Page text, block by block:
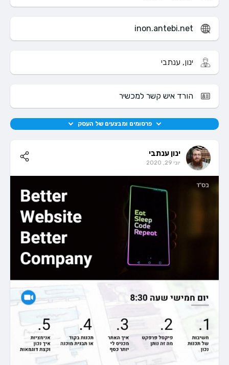
inon.antebi.net
ינון, ענתבי
הורד איש קשר למכשיר
פרסומים ומבצעים של העסק
ינון ענתבי
יוני 29, 2020